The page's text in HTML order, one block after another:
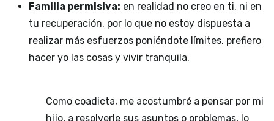
Familia permisiva: en realidad no creo en ti, ni en
tu recuperación, por lo que no estoy dispuesta a
realizar más esfuerzos poniéndote límites, prefiero
hacer yo las cosas y vivir tranquila.
Como coadicta, me acostumbré a pensar por mi
hijo, a resolverle sus asuntos o problemas, lo